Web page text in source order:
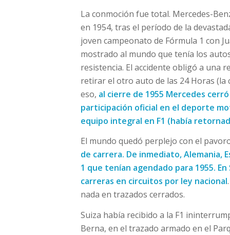
La conmoción fue total. Mercedes-
en 1954, tras el período de la
joven campeonato de Fórmula 1 con
mostrado al mundo que tenía los
resistencia. El accidente obligó a una
retirar el otro auto de las 24 Horas (la
eso, al cierre de 1955 Mercedes
participación oficial en el deporte
equipo integral en F1 (había
El mundo quedó perplejo con el
de carrera. De inmediato, Alemania,
1 que tenían agendado para 1955.
carreras en circuitos por ley nacional
nada en trazados cerrados.
Suiza había recibido a la F1
Berna, en el trazado armado en el